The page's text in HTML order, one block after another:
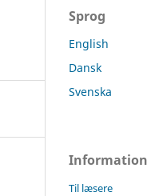
Sprog
English
Dansk
Svenska
Information
Til læsere